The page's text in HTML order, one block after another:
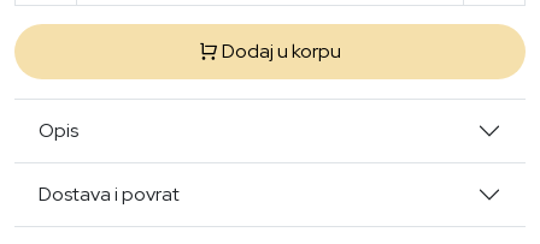
Dodaj u korpu
Opis
Dostava i povrat